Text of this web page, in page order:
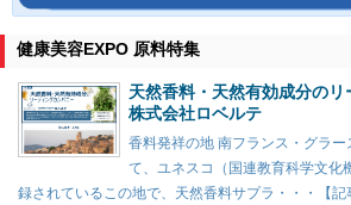
健康美容EXPO 原料特集
天然香料・天然有効成分の
株式会社ロベルテ
香料発祥の地 南フランス・グラ
て、ユネスコ（国連教育科学文化
録されているこの地で、天然香料サプラ・・・【記